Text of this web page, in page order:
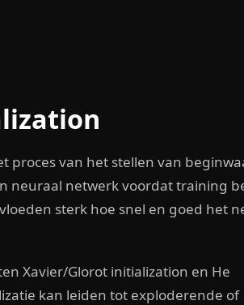
proces van het stellen van
neuraal netwerk voordat training
sterk hoe snel en goed het
Xavier/Glorot initialization en He
kan leiden tot exploderende of